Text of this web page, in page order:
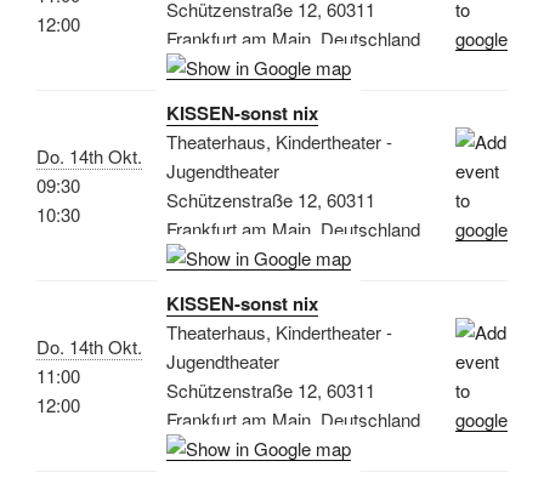
12:00
Schützenstraße 12, 60311
Frankfurt am Main, Deutschland
Do. 14th Okt.
09:30
10:30
KISSEN-sonst nix
Theaterhaus, Kindertheater -
Jugendtheater
Schützenstraße 12, 60311
Frankfurt am Main, Deutschland
Do. 14th Okt.
11:00
12:00
KISSEN-sonst nix
Theaterhaus, Kindertheater -
Jugendtheater
Schützenstraße 12, 60311
Frankfurt am Main, Deutschland